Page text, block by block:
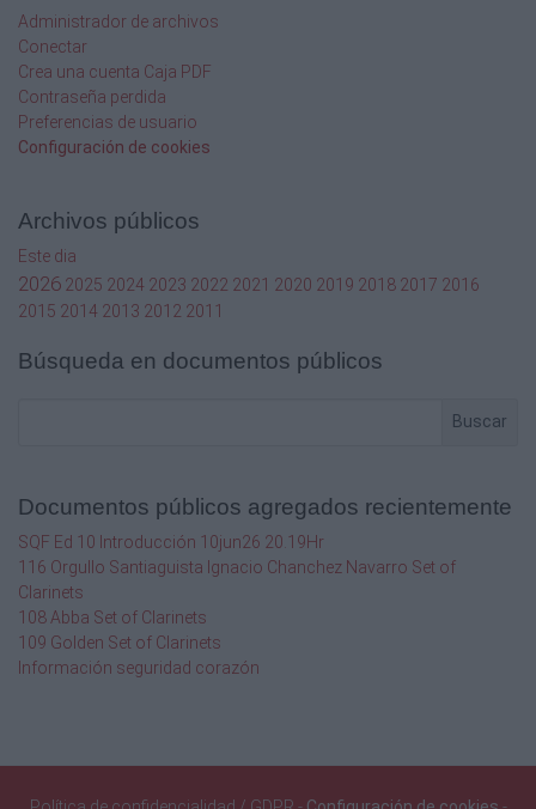
Administrador de archivos
Conectar
Crea una cuenta Caja PDF
Contraseña perdida
Preferencias de usuario
Configuración de cookies
Archivos públicos
Este dia
2026 2025 2024 2023 2022 2021 2020 2019 2018 2017 2016
2015 2014 2013 2012 2011
Búsqueda en documentos públicos
Buscar
Documentos públicos agregados recientemente
SQF Ed 10 Introducción 10jun26 20.19Hr
116 Orgullo Santiaguista Ignacio Chanchez Navarro Set of
Clarinets
108 Abba Set of Clarinets
109 Golden Set of Clarinets
Información seguridad corazón